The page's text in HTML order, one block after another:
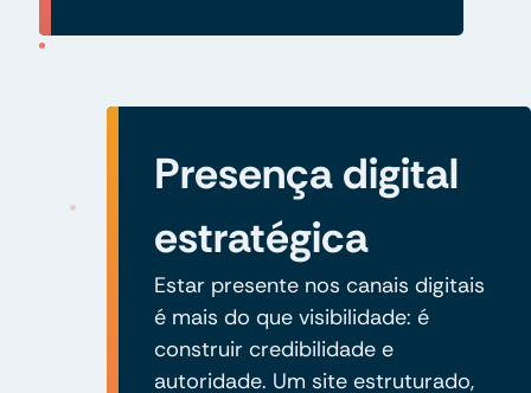
Presença digital
estratégica
Estar presente nos canais digitais
é mais do que visibilidade: é
construir credibilidade e
autoridade. Um site estruturado,